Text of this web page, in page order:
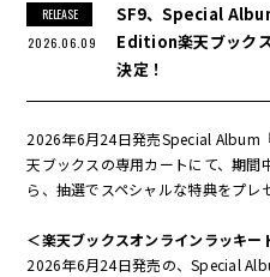
RELEASE
2026.06.09
SF9、Special
Edition楽天ブック
決定！
2026年6月24日発売Special
天ブックスの専用カートにて、期間
ら、抽選でスペシャルな特典をプレ
＜楽天ブックスオンラインラッキー
2026年6月24日発売の、Special